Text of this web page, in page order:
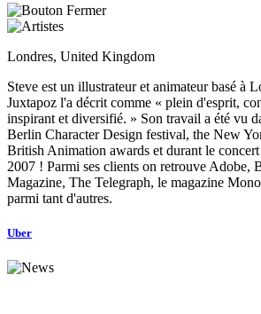
Londres, United Kingdom
Steve est un illustrateur et animateur basé à
Juxtapoz l'a décrit comme « plein d'esprit,
inspirant et diversifié. » Son travail a été vu
Berlin Character Design festival, the New
British Animation awards et durant le
2007 ! Parmi ses clients on retrouve Adobe,
Magazine, The Telegraph, le magazine
parmi tant d'autres.
Uber